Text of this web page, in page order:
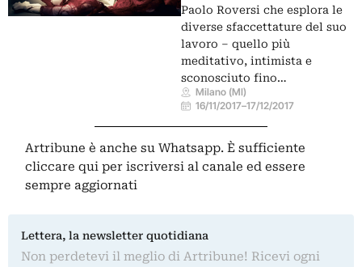
Paolo Roversi che esplora le
diverse sfaccettature del suo
lavoro – quello più
meditativo, intimista e
sconosciuto fino…
Milano (MI)
16/11/2017–17/12/2017
Artribune è anche su Whatsapp. È sufficiente
cliccare qui per iscriversi al canale ed essere
sempre aggiornati
Lettera, la newsletter quotidiana
Non perdetevi il meglio di Artribune! Ricevi ogni